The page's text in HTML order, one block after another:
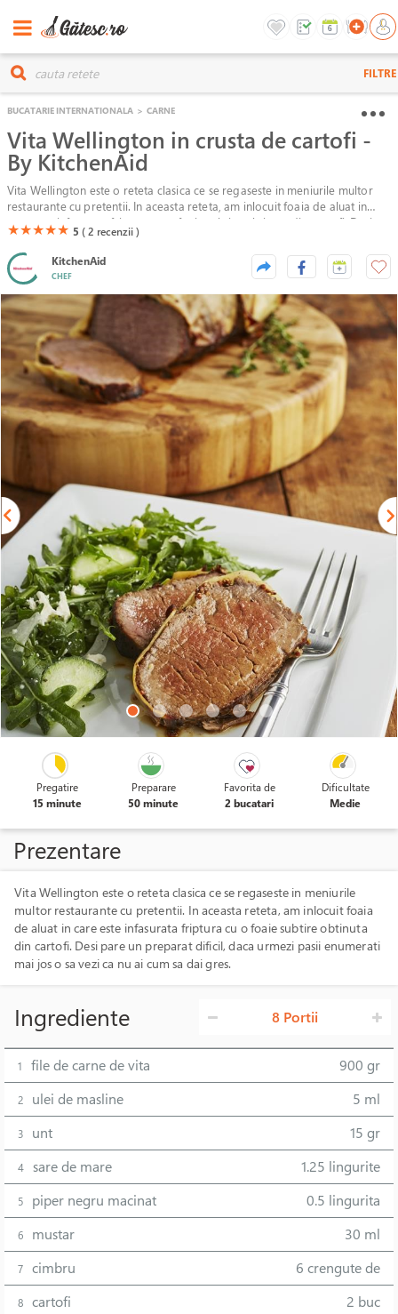
FILTRE
BUCATARIE INTERNATIONALA > CARNE
Vita Wellington in crusta de cartofi -
By KitchenAid
Vita Wellington este o reteta clasica ce se regaseste in meniurile multor
restaurante cu pretentii. In aceasta reteta, am inlocuit foaia de aluat in
care este infasurata friptura cu o foaie subtire obtinuta din cartofi. Desi
pare un preparat dificil, daca urmezi pasii enumerati mai jos o sa vezi ca
nu ai cum sa dai gres.
(*)
★(*)
★(*)
★(*)
★(*)
★ 5 ( 2 recenzii )
KitchenAid
CHEF
Pregatire
15 minute
Preparare
50 minute
Favorita de
2 bucatari
Dificultate
Medie
Prezentare
Vita Wellington este o reteta clasica ce se regaseste in meniurile
multor restaurante cu pretentii. In aceasta reteta, am inlocuit foaia
de aluat in care este infasurata friptura cu o foaie subtire obtinuta
din cartofi. Desi pare un preparat dificil, daca urmezi pasii enumerati
mai jos o sa vezi ca nu ai cum sa dai gres.
Ingrediente 8 Portii
1 file de carne de vita 900 gr
2 ulei de masline 5 ml
3 unt 15 gr
4 sare de mare 1.25 lingurite
5 piper negru macinat 0.5 lingurita
6 mustar 30 ml
7 cimbru 6 crengute de
8 cartofi 2 buc